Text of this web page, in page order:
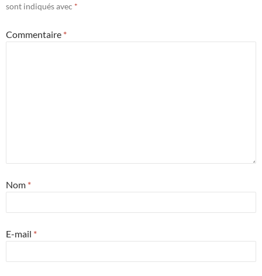
sont indiqués avec *
Commentaire *
Nom *
E-mail *